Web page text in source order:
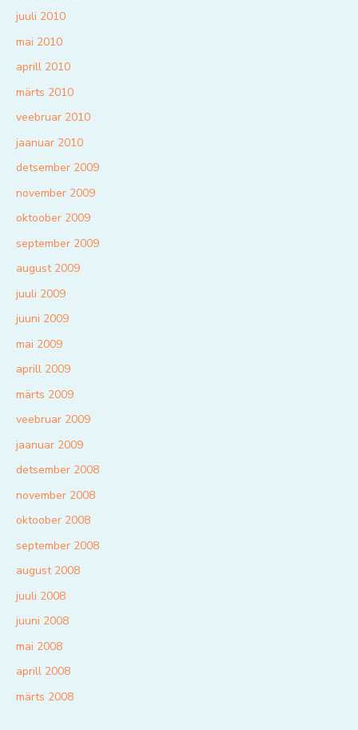
juuli 2010
mai 2010
aprill 2010
märts 2010
veebruar 2010
jaanuar 2010
detsember 2009
november 2009
oktoober 2009
september 2009
august 2009
juuli 2009
juuni 2009
mai 2009
aprill 2009
märts 2009
veebruar 2009
jaanuar 2009
detsember 2008
november 2008
oktoober 2008
september 2008
august 2008
juuli 2008
juuni 2008
mai 2008
aprill 2008
märts 2008